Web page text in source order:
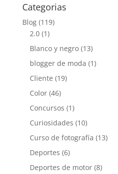
Categorias
Blog(119)
2.0(1)
Blanco y negro(13)
blogger de moda (1)
Cliente (19)
Color(46)
Concursos (1)
Curiosidades (10)
Curso de fotografía (13)
Deportes (6)
Deportes de motor(8)